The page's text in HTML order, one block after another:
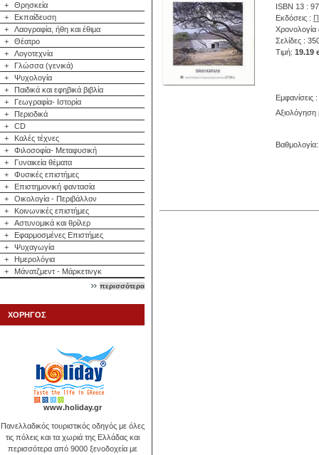
+
Θρησκεία
+
Εκπαίδευση
+
Λαογραφία, ήθη και έθιμα
+
Θέατρο
+
Λογοτεχνία
+
Γλώσσα (γενικά)
+
Ψυχολογία
+
Παιδικά και εφηβικά βιβλία
+
Γεωγραφία- Ιστορία
+
Περιοδικά
+
CD
+
Καλές τέχνες
+
Φιλοσοφία- Μεταφυσική
+
Γυναικεία θέματα
+
Φυσικές επιστήμες
+
Επιστημονική φαντασία
+
Οικολογία - Περιβάλλον
+
Κοινωνικές επιστήμες
+
Αστυνομικά και θρίλερ
+
Εφαρμοσμένες Επιστήμες
+
Ψυχαγωγία
+
Ημερολόγια
+
Μάνατζμεντ - Μάρκετινγκ
περισσότερα
ΧΟΡΗΓΟΣ
www.holiday.gr
Πανελλαδικός τουριστικός οδηγός με όλες
τις πόλεις και τα χωριά της Ελλάδας και
περισσότερα από 9000 ξενοδοχεία με
ISBN 13 :
Εκδόσεις :
Σελίδες :
Τιμή: 19.19
Εμφανίσεις
Αξιολόγηση